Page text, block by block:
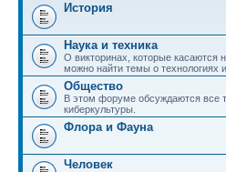
История
Наука и техника
О викторинах, которые касаются
можно найти темы о технологиях
Общество
В этом форуме обсуждаются все
киберкультуры.
Флора и Фауна
Человек